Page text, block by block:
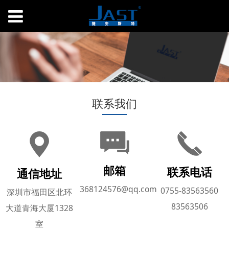
联系我们
通信地址
深圳市福田区北环
大道青海大厦1328
室
邮箱
368124576@qq.com
联系电话
0755-83563560
83563506